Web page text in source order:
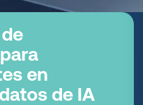
en
de IA